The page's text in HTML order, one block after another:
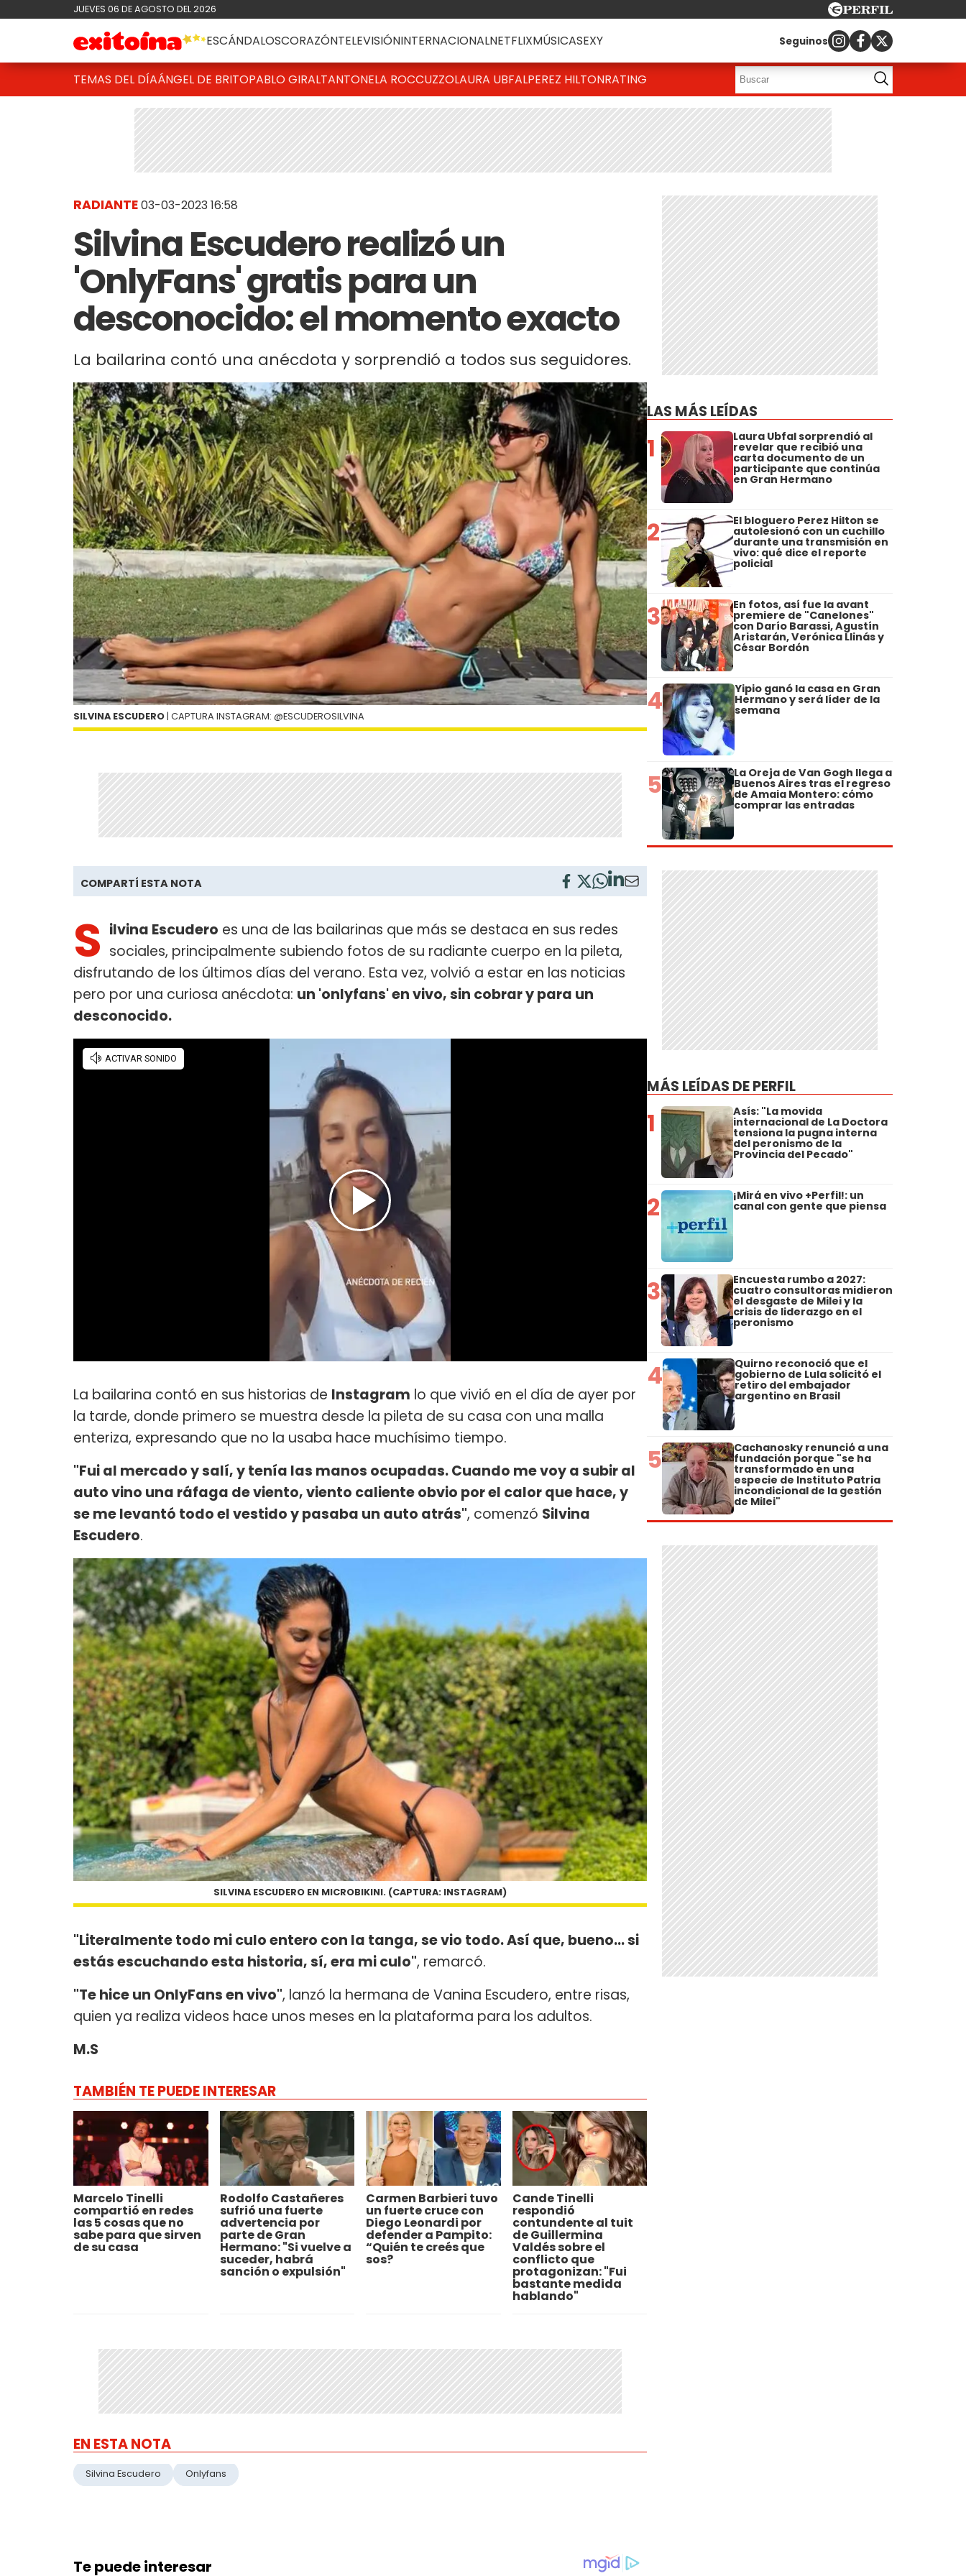
JUEVES 06 DE AGOSTO DEL 2026
ESCÁNDALOSCORAZÓNTELEVISIÓNINTERNACIONALNETFLIXMÚSICASEXY Seguinos
TEMAS DEL DÍAÁNGEL DE BRITOPABLO GIRALTANTONELA ROCCUZZOLAURA UBFALPEREZ HILTONRATING
RADIANTE03-03-2023 16:58
Silvina Escudero realizó un
'OnlyFans' gratis para un
desconocido: el momento exacto
La bailarina contó una anécdota y sorprendió a todos sus seguidores.
SILVINA ESCUDERO | CAPTURA INSTAGRAM: @ESCUDEROSILVINA
COMPARTÍ ESTA NOTA
S ilvina Escudero es una de las bailarinas que más se destaca en sus redes
sociales, principalmente subiendo fotos de su radiante cuerpo en la pileta,
disfrutando de los últimos días del verano. Esta vez, volvió a estar en las noticias
pero por una curiosa anécdota: un 'onlyfans' en vivo, sin cobrar y para un
desconocido.
La bailarina contó en sus historias de Instagram lo que vivió en el día de ayer por
la tarde, donde primero se muestra desde la pileta de su casa con una malla
enteriza, expresando que no la usaba hace muchísimo tiempo.
"Fui al mercado y salí, y tenía las manos ocupadas. Cuando me voy a subir al
auto vino una ráfaga de viento, viento caliente obvio por el calor que hace, y
se me levantó todo el vestido y pasaba un auto atrás", comenzó Silvina
Escudero.
SILVINA ESCUDERO EN MICROBIKINI. (CAPTURA: INSTAGRAM)
"Literalmente todo mi culo entero con la tanga, se vio todo. Así que, bueno... si
estás escuchando esta historia, sí, era mi culo", remarcó.
"Te hice un OnlyFans en vivo", lanzó la hermana de Vanina Escudero, entre risas,
quien ya realiza videos hace unos meses en la plataforma para los adultos.
M.S
TAMBIÉN TE PUEDE INTERESAR
Marcelo Tinelli
compartió en redes
las 5 cosas que no
sabe para que sirven
de su casa
Rodolfo Castañeres
sufrió una fuerte
advertencia por
parte de Gran
Hermano: "Si vuelve a
suceder, habrá
sanción o expulsión"
Carmen Barbieri tuvo
un fuerte cruce con
Diego Leonardi por
defender a Pampito:
“Quién te creés que
sos?
Cande Tinelli
respondió
contundente al tuit
de Guillermina
Valdés sobre el
conflicto que
protagonizan: "Fui
bastante medida
hablando"
EN ESTA NOTA
Silvina Escudero Onlyfans
LAS MÁS LEÍDAS
1 Laura Ubfal sorprendió al
revelar que recibió una
carta documento de un
participante que continúa
en Gran Hermano
2 El bloguero Perez Hilton se
autolesionó con un cuchillo
durante una transmisión en
vivo: qué dice el reporte
policial
3 En fotos, así fue la avant
premiere de "Canelones"
con Darío Barassi, Agustín
Aristarán, Verónica Llinás y
César Bordón
4 Yipio ganó la casa en Gran
Hermano y será líder de la
semana
5 La Oreja de Van Gogh llega a
Buenos Aires tras el regreso
de Amaia Montero: cómo
comprar las entradas
MÁS LEÍDAS DE PERFIL
1 Asís: "La movida
internacional de La Doctora
tensiona la pugna interna
del peronismo de la
Provincia del Pecado"
2 ¡Mirá en vivo +Perfil!: un
canal con gente que piensa
3 Encuesta rumbo a 2027:
cuatro consultoras midieron
el desgaste de Milei y la
crisis de liderazgo en el
peronismo
4 Quirno reconoció que el
gobierno de Lula solicitó el
retiro del embajador
argentino en Brasil
5 Cachanosky renunció a una
fundación porque "se ha
transformado en una
especie de Instituto Patria
incondicional de la gestión
de Milei"